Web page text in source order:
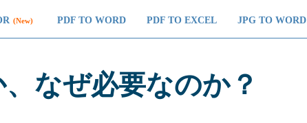
(New) PDF TO WORD PDF TO EXCEL JPG TO WORD
なぜ必要なのか？